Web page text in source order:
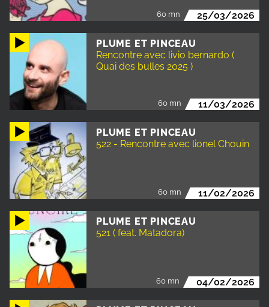
60 mn 25/03/2026
PLUME ET PINCEAU
Rencontre avec livio bernardo (
Quai des bulles 2025 )
60 mn 11/03/2026
PLUME ET PINCEAU
522 - Rencontre avec lionel Chouin
60 mn 11/02/2026
PLUME ET PINCEAU
521 ( feat. Matadora)
60 mn 04/02/2026